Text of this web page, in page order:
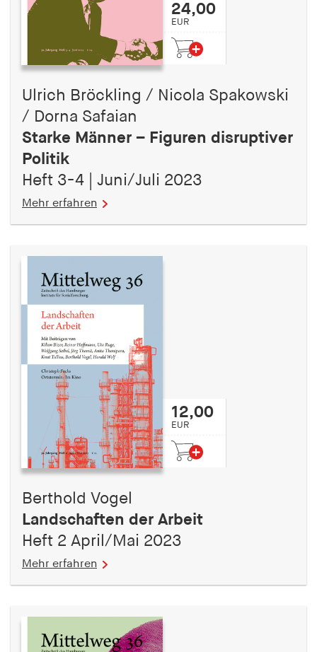
24,00
EUR
Ulrich Bröckling / Nicola Spakowski
/ Dorna Safaian
Starke Männer – Figuren disruptiver
Politik
Heft 3-4 | Juni/Juli 2023
Mehr erfahren
12,00
EUR
Berthold Vogel
Landschaften der Arbeit
Heft 2 April/Mai 2023
Mehr erfahren